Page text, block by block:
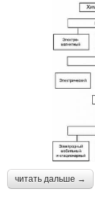
читать дальше →